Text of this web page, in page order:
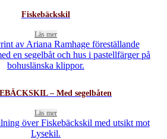
Fiskebäckskil
Läs mer
– Med segelbåten
Läs mer